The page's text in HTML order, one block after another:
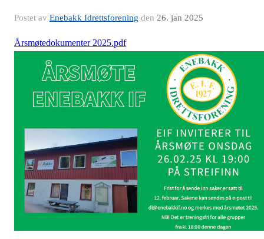
Postet av Enebakk Idrettsforening den 26. jan 2025
Årsmøtedokumenter 2025.pdf